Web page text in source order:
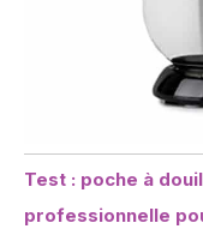
Test : poche à
professionnelle